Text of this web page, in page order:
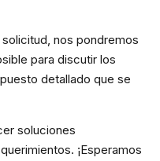
nos pondremos
para discutir los
detallado que se
soluciones
¡Esperamos